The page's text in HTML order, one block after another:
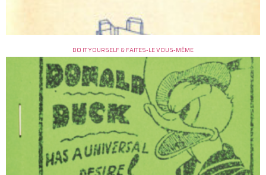
DO IT YOURSELF & FAITES-LE VOUS-MÊME